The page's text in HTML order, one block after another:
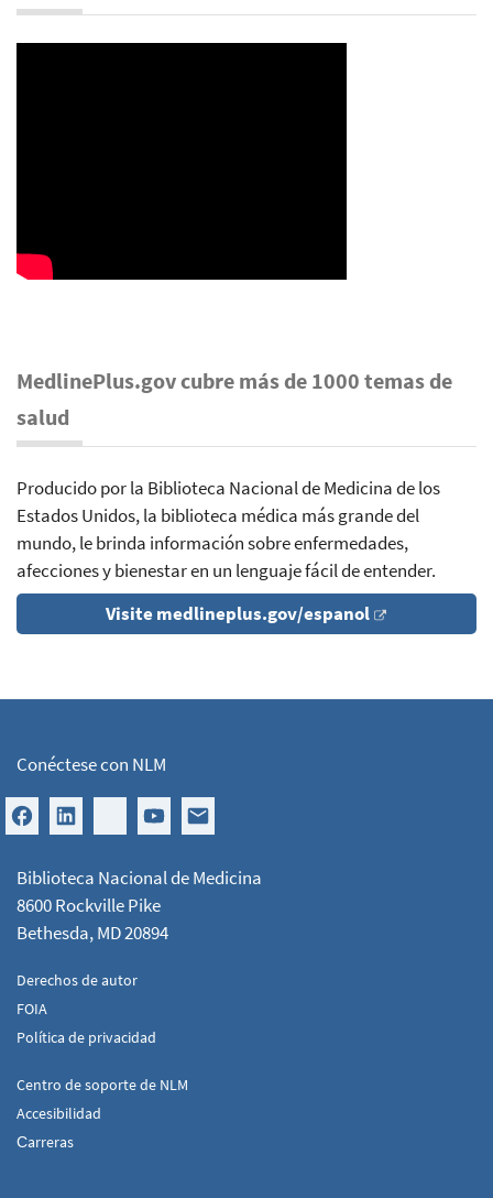
MedlinePlus.gov cubre más de 1000 temas de
salud
Producido por la Biblioteca Nacional de Medicina de los
Estados Unidos, la biblioteca médica más grande del
mundo, le brinda información sobre enfermedades,
afecciones y bienestar en un lenguaje fácil de entender.
Visite medlineplus.gov/espanol
Conéctese con NLM
Biblioteca Nacional de Medicina
8600 Rockville Pike
Bethesda, MD 20894
Derechos de autor
FOIA
Política de privacidad
Centro de soporte de NLM
Accesibilidad
Сarreras